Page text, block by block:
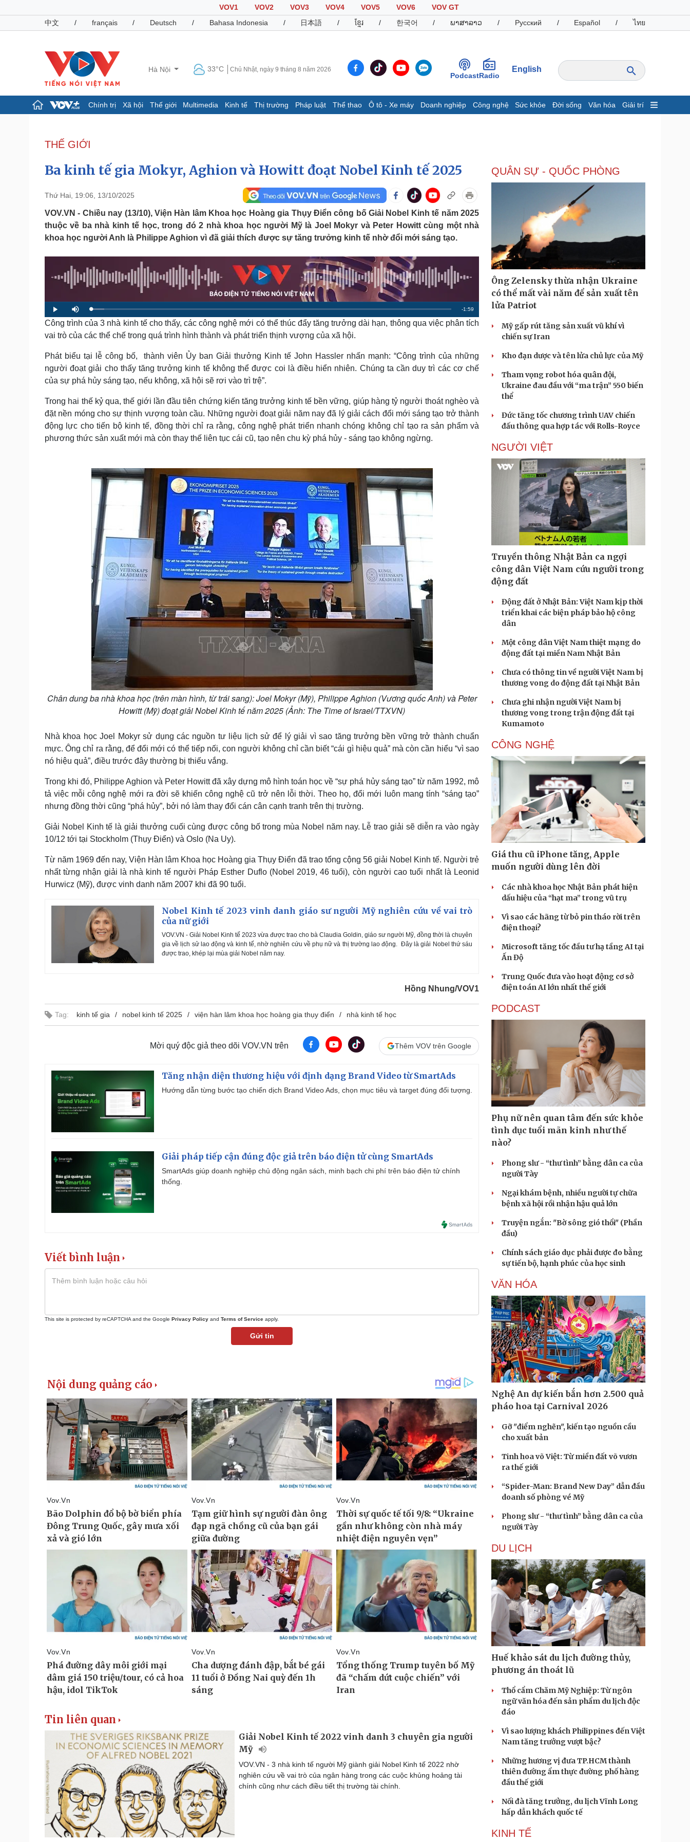
VOV1 VOV2 VOV3 VOV4 VOV5 VOV6
VOV GT
中文
/ français / Deutsch / Bahasa Indonesia / 日本語 / ខ្មែរ / 한국어 / ພາສາລາວ / Русский / Español / ไทย
Hà Nội 33°C Chủ Nhật, ngày 9 tháng 8 năm 2026
PodcastRadio
English
Chính trị Xã hội Thế giới Multimedia Kinh tế Thị trường Pháp luật Thể thao Ô tô - Xe máy Doanh nghiệp Công nghệ Sức khỏe Đời sống Văn hóa Giải trí
Đảng
Tổ chức nhân sự
Nhận diện sự thật
Dấu ấn VOV
Infographic
Chứng khoán
Giá cà phê
Pháp luật
Vụ án
Tin nóng
Quân sự - Quốc phòng
Vũ khí
Việt Nam
Thể thao
Bóng đá
Lịch thi đấu bóng đá
eSports
Hậu trường
Ô tô - Xe máy
Ô tô
Xe máy
Doanh nghiệp
Thông tin doanh nghiệp
Doanh nhân
Vì cộng đồng
Công nghệ
Sành điệu
Chuyển đổi số
Sức khỏe
Cây thuốc
Sản phụ khoa
Nhi khoa
Làm đẹp - giảm cân
Phòng mạch online
Ăn sạch sống khỏe
Đời sống
Blog
Tình yêu - Gia đình
Văn hóa
Sân khấu - Điện ảnh
Văn học
Âm nhạc
Di sản
Giải trí
Nghệ sĩ
Thời trang
Sao Việt
Du lịch
Săn Tour
check-in
Podcast
Cửa sổ tình yêu
Kể chuyện cho bé
THẾ GIỚI
Ba kinh tế gia Mokyr, Aghion và Howitt đoạt Nobel Kinh tế 2025
Thứ Hai, 19:06, 13/10/2025
VOV.VN - Chiều nay (13/10), Viện Hàn lâm Khoa học Hoàng gia Thụy Điển công bố Giải Nobel Kinh tế năm 2025
thuộc về ba nhà kinh tế học, trong đó 2 nhà khoa học người Mỹ là Joel Mokyr và Peter Howitt cùng một nhà
khoa học người Anh là Philippe Aghion vì đã giải thích được sự tăng trưởng kinh tế nhờ đổi mới sáng tạo.
P
l
a
y
M
u
t
e
L
o
a
d
e
d
.
6
%
R
a
i
i
n
-1:59
Công trình của 3 nhà kinh tế cho thấy, các công nghệ mới có thể thúc đẩy tăng trưởng dài hạn, thông qua việc phân tích
vai trò của các thể chế trong quá trình hình thành và phát triển thịnh vượng của xã hội.
Phát biểu tại lễ công bố, thành viên Ủy ban Giải thưởng Kinh tế John Hassler nhấn mạnh: “Công trình của những
người đoạt giải cho thấy tăng trưởng kinh tế không thể được coi là điều hiển nhiên. Chúng ta cần duy trì các cơ chế
của sự phá hủy sáng tạo, nếu không, xã hội sẽ rơi vào trì trệ”.
Trong hai thế kỷ qua, thế giới lần đầu tiên chứng kiến tăng trưởng kinh tế bền vững, giúp hàng tỷ người thoát nghèo và
đặt nền móng cho sự thịnh vượng toàn cầu. Những người đoạt giải năm nay đã lý giải cách đổi mới sáng tạo trở thành
động lực cho tiến bộ kinh tế, đồng thời chỉ ra rằng, công nghệ phát triển nhanh chóng không chỉ tạo ra sản phẩm và
phương thức sản xuất mới mà còn thay thế liên tục cái cũ, tạo nên chu kỳ phá hủy - sáng tạo không ngừng.
Chân dung ba nhà khoa học (trên màn hình, từ trái sang): Joel Mokyr (Mỹ), Philippe Aghion (Vương quốc Anh) và Peter
Howitt (Mỹ) đoạt giải Nobel Kinh tế năm 2025 (Ảnh: The Time of Israel/TTXVN)
Nhà khoa học Joel Mokyr sử dụng các nguồn tư liệu lịch sử để lý giải vì sao tăng trưởng bền vững trở thành chuẩn
mực. Ông chỉ ra rằng, để đổi mới có thể tiếp nối, con người không chỉ cần biết “cái gì hiệu quả” mà còn cần hiểu “vì sao
nó hiệu quả”, điều trước đây thường bị thiếu vắng.
Trong khi đó, Philippe Aghion và Peter Howitt đã xây dựng mô hình toán học về “sự phá hủy sáng tạo” từ năm 1992, mô
tả việc mỗi công nghệ mới ra đời sẽ khiến công nghệ cũ trở nên lỗi thời. Theo họ, đổi mới luôn mang tính “sáng tạo”
nhưng đồng thời cũng “phá hủy”, bởi nó làm thay đổi cán cân cạnh tranh trên thị trường.
Giải Nobel Kinh tế là giải thưởng cuối cùng được công bố trong mùa Nobel năm nay. Lễ trao giải sẽ diễn ra vào ngày
10/12 tới tại Stockholm (Thụy Điển) và Oslo (Na Uy).
Từ năm 1969 đến nay, Viện Hàn lâm Khoa học Hoàng gia Thụy Điển đã trao tổng cộng 56 giải Nobel Kinh tế. Người trẻ
nhất từng nhận giải là nhà kinh tế người Pháp Esther Duflo (Nobel 2019, 46 tuổi), còn người cao tuổi nhất là Leonid
Hurwicz (Mỹ), được vinh danh năm 2007 khi đã 90 tuổi.
Nobel Kinh tế 2023 vinh danh giáo sư người Mỹ nghiên cứu về vai trò
của nữ giới
VOV.VN - Giải Nobel Kinh tế 2023 vừa được trao cho bà Claudia Goldin, giáo sư người Mỹ, đồng thời là chuyên
gia về lịch sử lao động và kinh tế, nhờ nghiên cứu về phụ nữ và thị trường lao động. Đây là giải Nobel thứ sáu
được trao, khép lại mùa giải Nobel năm nay.
Hồng Nhung/VOV1
Tag: kinh tế gia nobel kinh tế 2025 viện hàn lâm khoa học hoàng gia thụy điển nhà kinh tế học
Mời quý độc giả theo dõi VOV.VN trên Thêm VOV trên Google
Tăng nhận diện thương hiệu với định dạng Brand Video từ SmartAds
Hướng dẫn từng bước tạo chiến dịch Brand Video Ads, chọn mục tiêu và target đúng đối tượng.
Giải pháp tiếp cận đúng độc giả trên báo điện tử cùng SmartAds
SmartAds giúp doanh nghiệp chủ động ngân sách, minh bạch chi phí trên báo điện tử chính
thống.
Viết bình luận
This site is protected by reCAPTCHA and the Google Privacy Policy and Terms of Service apply.
Gửi tin
Tin liên quan
Giải Nobel Kinh tế 2022 vinh danh 3 chuyên gia người
Mỹ
VOV.VN - 3 nhà kinh tế người Mỹ giành giải Nobel Kinh tế 2022 nhờ
nghiên cứu về vai trò của ngân hàng trong các cuộc khủng hoảng tài
chính cũng như cách điều tiết thị trường tài chính.
QUÂN SỰ - QUỐC PHÒNG
Ông Zelensky thừa nhận Ukraine
có thể mất vài năm để sản xuất tên
lửa Patriot
Mỹ gấp rút tăng sản xuất vũ khí vì
chiến sự Iran
Kho đạn dược và tên lửa chủ lực của Mỹ
Tham vọng robot hóa quân đội,
Ukraine đau đầu với “ma trận” 550 biến
thể
Đức tăng tốc chương trình UAV chiến
đấu thông qua hợp tác với Rolls-Royce
NGƯỜI VIỆT
Truyền thông Nhật Bản ca ngợi
công dân Việt Nam cứu người trong
động đất
Động đất ở Nhật Bản: Việt Nam kịp thời
triển khai các biện pháp bảo hộ công
dân
Một công dân Việt Nam thiệt mạng do
động đất tại miền Nam Nhật Bản
Chưa có thông tin về người Việt Nam bị
thương vong do động đất tại Nhật Bản
Chưa ghi nhận người Việt Nam bị
thương vong trong trận động đất tại
Kumamoto
CÔNG NGHỆ
Giá thu cũ iPhone tăng, Apple
muốn người dùng lên đời
Các nhà khoa học Nhật Bản phát hiện
dấu hiệu của “hạt ma” trong vũ trụ
Vì sao các hãng từ bỏ pin tháo rời trên
điện thoại?
Microsoft tăng tốc đầu tư hạ tầng AI tại
Ấn Độ
Trung Quốc đưa vào hoạt động cơ sở
điện toán AI lớn nhất thế giới
PODCAST
Phụ nữ nên quan tâm đến sức khỏe
tình dục tuổi mãn kinh như thế
nào?
Phong slư - “thư tình” bằng dân ca của
người Tày
Ngại khám bệnh, nhiều người tự chữa
bệnh xã hội rồi nhận hậu quả lớn
Truyện ngắn: "Bờ sông gió thổi" (Phần
đầu)
Chính sách giáo dục phải được đo bằng
sự tiến bộ, hạnh phúc của học sinh
VĂN HÓA
Nghệ An dự kiến bắn hơn 2.500 quả
pháo hoa tại Carnival 2026
Gỡ "điểm nghẽn", kiến tạo nguồn cầu
cho xuất bản
Tinh hoa võ Việt: Từ miền đất võ vươn
ra thế giới
“Spider-Man: Brand New Day” dẫn đầu
doanh số phòng vé Mỹ
Phong slư - “thư tình” bằng dân ca của
người Tày
DU LỊCH
Huế khảo sát du lịch đường thủy,
phương án thoát lũ
Thổ cẩm Chăm Mỹ Nghiệp: Từ ngôn
ngữ văn hóa đến sản phẩm du lịch độc
đáo
Vì sao lượng khách Philippines đến Việt
Nam tăng trưởng vượt bậc?
Những hương vị đưa TP.HCM thành
thiên đường ẩm thực đường phố hàng
đầu thế giới
Nối đà tăng trưởng, du lịch Vĩnh Long
hấp dẫn khách quốc tế
KINH TẾ